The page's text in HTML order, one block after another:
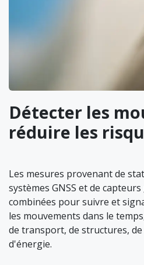
Détecter les
réduire les
Les mesures provenant de
systèmes GNSS et de
combinées pour suivre et
les mouvements dans le
de transport, de structures,
d'énergie.